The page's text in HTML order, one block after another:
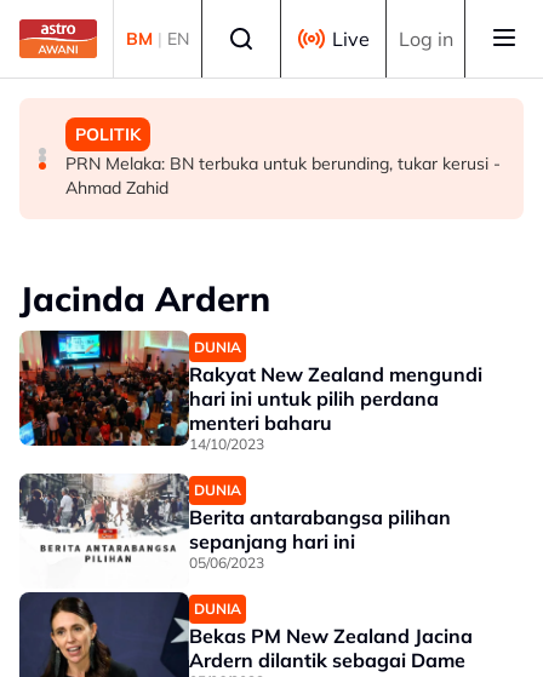
Skip to main content
BM | EN Live Log in
MALAYSIA
Malaysia bakal bina kilang fraksinasi plasma sendiri
dalam tempoh lima tahun - KKM
MALAYSIA
Rundingan import udang Thailand dijangka selesai
pertengahan bulan ini - Mohamad
POLITIK
PRN Melaka: BN terbuka untuk berunding, tukar kerusi -
Ahmad Zahid
Jacinda Ardern
DUNIA
Rakyat New Zealand mengundi
hari ini untuk pilih perdana
menteri baharu
14/10/2023
DUNIA
Berita antarabangsa pilihan
sepanjang hari ini
05/06/2023
DUNIA
Bekas PM New Zealand Jacina
Ardern dilantik sebagai Dame